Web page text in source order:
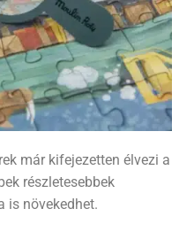
már kifejezetten élvezi a
részletesebbek
is növekedhet.